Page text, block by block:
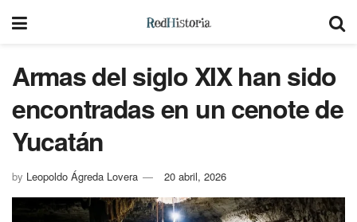
Armas del siglo XIX han sido
encontradas en un cenote de
Yucatán
by Leopoldo Ágreda Lovera 20 abril, 2026